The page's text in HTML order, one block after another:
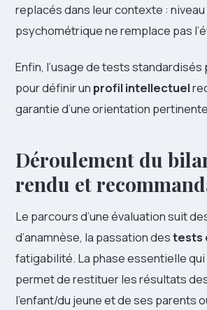
replacés dans leur contexte :
psychométrique ne remplace pas
Enfin, l’usage de tests
pour définir un profil intellectuel
garantie d’une orientation
Déroulement du
rendu et
Le parcours d’une évaluation suit
d’anamnèse, la passation destests
fatigabilité. La phase essentielle
permet de restituer les résultats
l’enfant/du jeune et de ses parents